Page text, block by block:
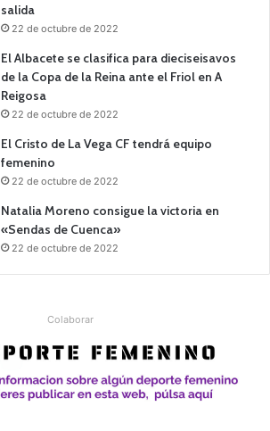
salida
22 de octubre de 2022
El Albacete se clasifica para dieciseisavos
de la Copa de la Reina ante el Friol en A
Reigosa
22 de octubre de 2022
El Cristo de La Vega CF tendrá equipo
femenino
22 de octubre de 2022
Natalia Moreno consigue la victoria en
«Sendas de Cuenca»
22 de octubre de 2022
Colaborar